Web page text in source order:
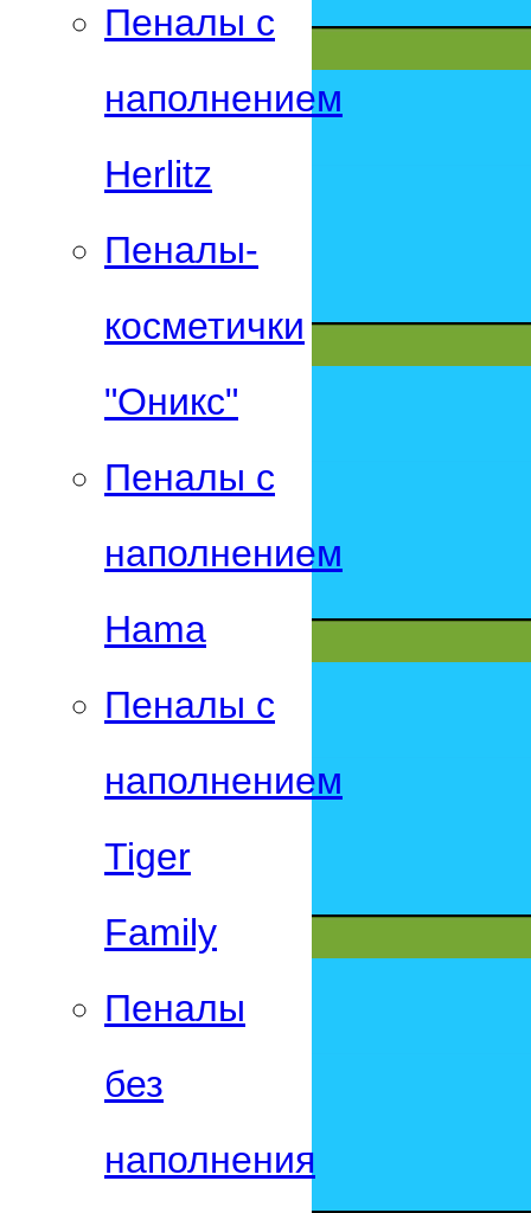
Пеналы с
наполнением
Herlitz
Пеналы-
косметички
"Оникс"
Пеналы с
наполнением
Hama
Пеналы с
наполнением
Tiger
Family
Пеналы
без
наполнения